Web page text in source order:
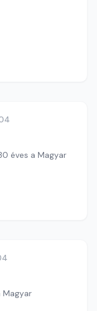
éves a Magyar
Magyar